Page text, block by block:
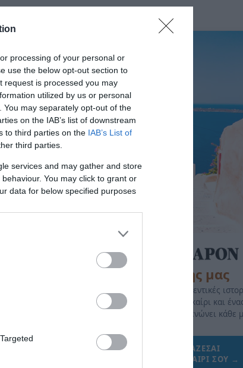
processing of your personal or
use the below opt-out section to
request is processed you may
utilized by us or personal
may separately opt-out of the
on the IAB’s list of downstream
to third parties on the IAB’s List of
third parties.
services and may gather and store
You may click to grant or
data for below specified purposes
βγει και στο
της Ζωής μας
Οι άνθρωποι, οι αυθεντικές
το ελληνικό καλοκαίρι και
πολιτισμός που μας ενώνει κάθε
ΌΣΑ ΧΡΕΙΆΖΕΣΑΙ
ΓΙΑ ΤΟ ΚΑΛΟΚΑΊΡΙ ΣΟΥ →